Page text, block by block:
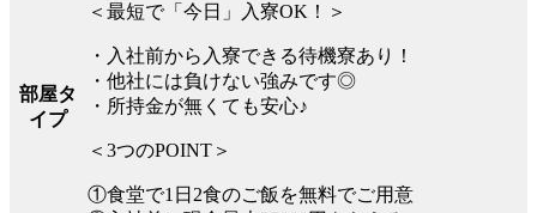
部屋タ
イプ
＜最短で「今日」入寮OK！＞
・入社前から入寮できる待機寮あり！
・他社には負けない強みです◎
・所持金が無くても安心♪
＜3つのPOINT＞
①食堂で1日2食のご飯を無料でご用意